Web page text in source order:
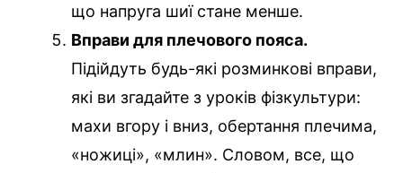
що напруга шиї стане менше.
Вправи для плечового пояса.
Підійдуть будь-які розминкові вправи,
які ви згадайте з уроків фізкультури:
махи вгору і вниз, обертання плечима,
«ножиці», «млин». Словом, все, що